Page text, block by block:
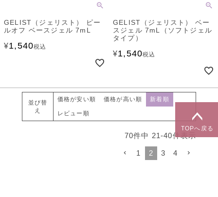
GELIST（ジェリスト） ピー
ルオフ ベースジェル 7mL
¥1,540税込
GELIST（ジェリスト） ベー
スジェル 7mL（ソフトジェル
タイプ）
¥1,540税込
並び替
え
価格が安い順 価格が高い順 新着順
レビュー順
70件中 21-40件表示
1 2 3 4
TOPへ戻る